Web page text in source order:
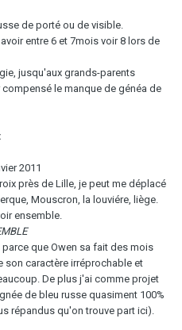
de porté ou de visible.
entre 6 et 7mois voir 8 lors de
jusqu'aux grands-parents
le manque de généa de
2011
près de Lille, je peut me déplacé
Mouscron, la louviére, liège.
ensemble.
que Owen sa fait des mois
son caractère irréprochable et
De plus j'ai comme projet
de bleu russe quasiment 100%
répandus qu'on trouve part ici).